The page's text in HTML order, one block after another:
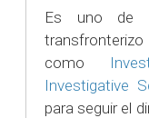
Es uno de
como
Investigative
para seguir el